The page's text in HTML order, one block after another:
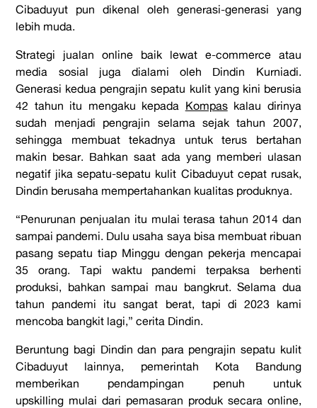
Cibaduyut pun dikenal oleh generasi-generasi yang
lebih muda.
Strategi jualanonline baik lewat e-commerceatau
media sosial juga dialami oleh Dindin Kurniadi.
Generasi kedua pengrajin sepatu kulit yang kini berusia
42 tahun itu mengaku kepada Kompaskalau dirinya
sudah menjadi pengrajin selama sejak tahun 2007,
sehingga membuat tekadnya untuk terus bertahan
makin besar. Bahkan saat ada yang memberi ulasan
negatif jika sepatu-sepatu kulit Cibaduyut cepat rusak,
Dindin berusaha mempertahankan kualitas produknya.
“Penurunan penjualan itu mulai terasa tahun 2014 dan
sampai pandemi. Dulu usaha saya bisa membuat ribuan
pasang sepatu tiap Minggu dengan pekerja mencapai
35 orang. Tapi waktu pandemi terpaksa berhenti
produksi, bahkan sampai mau bangkrut. Selama dua
tahun pandemi itu sangat berat, tapi di 2023 kami
mencoba bangkit lagi,” cerita Dindin.
Beruntung bagi Dindin dan para pengrajin sepatu kulit
Cibaduyut lainnya, pemerintah Kota Bandung
memberikan pendampingan penuh untuk
upskilling mulai dari pemasaran produk secara online,